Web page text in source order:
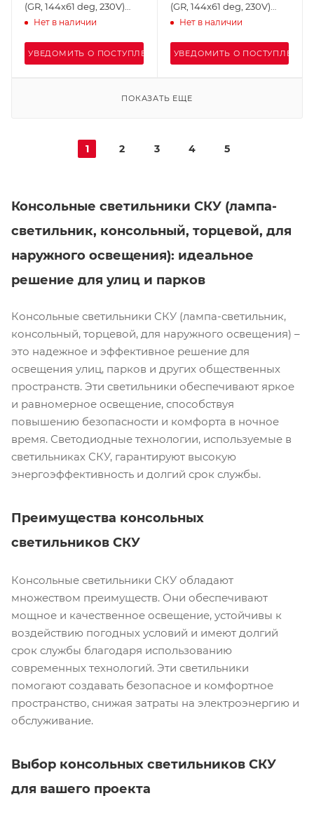
(GR, 144x61 deg, 230V)
IP65 (Arlight, -)
Нет в наличии
УВЕДОМИТЬ О ПОСТУПЛЕНИИ
(GR, 144x61 deg, 230V)
IP65 (Arlight, -)
Нет в наличии
УВЕДОМИТЬ О ПОСТУПЛЕНИИ
ПОКАЗАТЬ ЕЩЕ
1 2 3 4 5
Консольные светильники СКУ (лампа-
светильник, консольный, торцевой, для
наружного освещения): идеальное
решение для улиц и парков
Консольные светильники СКУ (лампа-светильник,
консольный, торцевой, для наружного освещения) –
это надежное и эффективное решение для
освещения улиц, парков и других общественных
пространств. Эти светильники обеспечивают яркое
и равномерное освещение, способствуя
повышению безопасности и комфорта в ночное
время. Светодиодные технологии, используемые в
светильниках СКУ, гарантируют высокую
энергоэффективность и долгий срок службы.
Преимущества консольных
светильников СКУ
Консольные светильники СКУ обладают
множеством преимуществ. Они обеспечивают
мощное и качественное освещение, устойчивы к
воздействию погодных условий и имеют долгий
срок службы благодаря использованию
современных технологий. Эти светильники
помогают создавать безопасное и комфортное
пространство, снижая затраты на электроэнергию и
обслуживание.
Выбор консольных светильников СКУ
для вашего проекта